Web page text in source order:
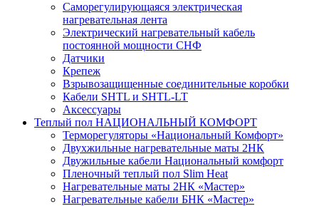
Саморегулирующаяся электрическая
нагревательная лента
Электрический нагревательный кабель
постоянной мощности СНФ
Датчики
Крепеж
Взрывозащищенные соединительные коробки
Кабели SHTL и SHTL-LT
Аксессуары
Теплый пол НАЦИОНАЛЬНЫЙ КОМФОРТ
Терморегуляторы «Национальный Комфорт»
Двухжильные нагревательные маты 2НК
Двужильные кабели Национальный комфорт
Пленочный теплый пол Slim Heat
Нагревательные маты 2НК «Мастер»
Нагревательные кабели БНК «Мастер»